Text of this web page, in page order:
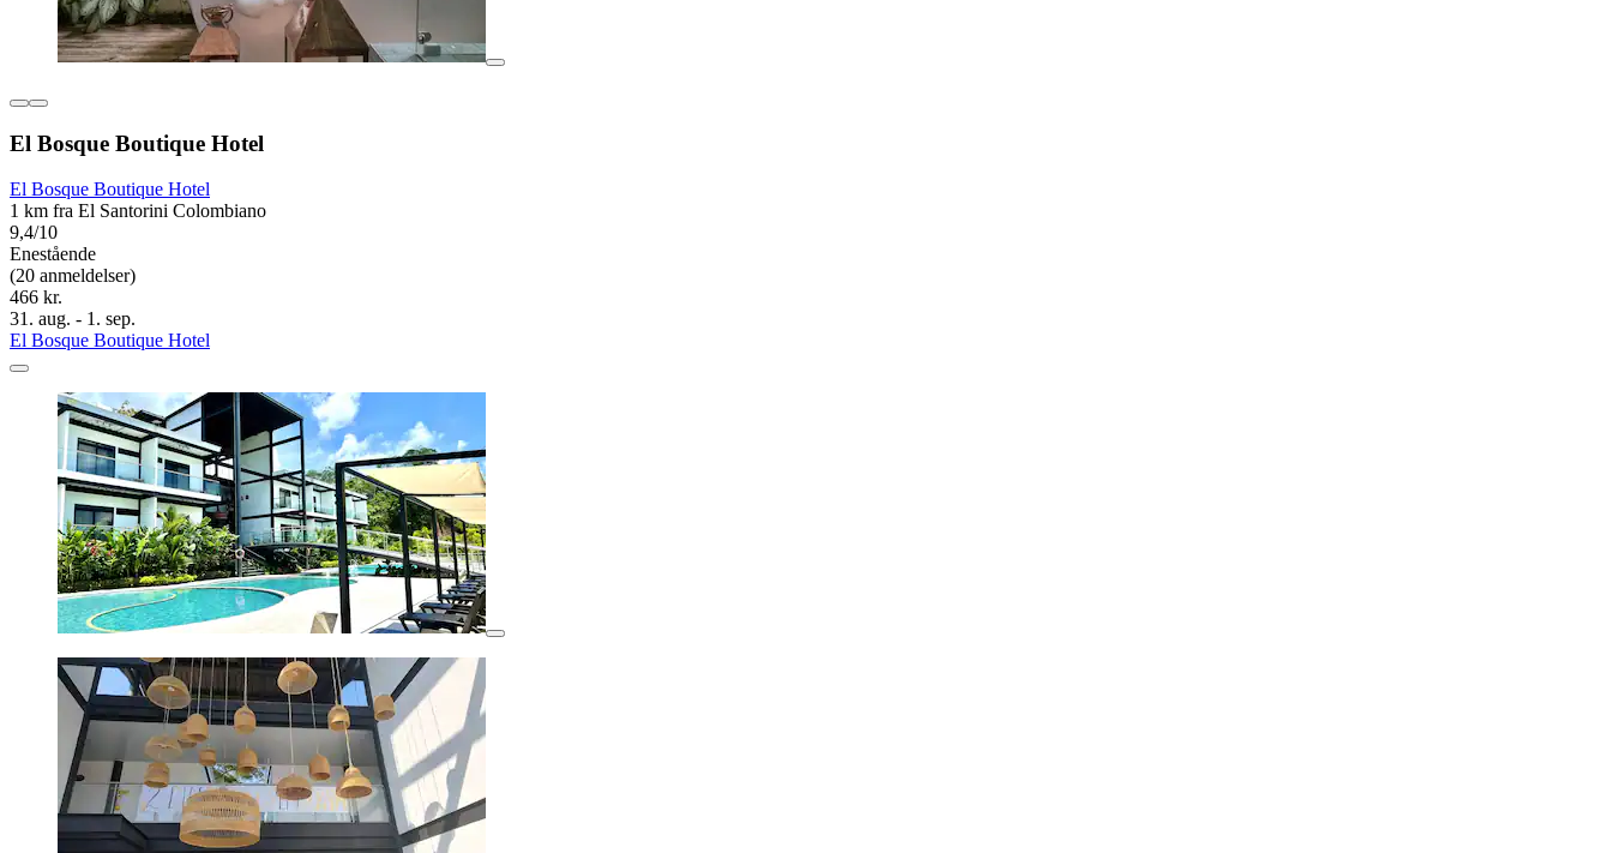
El Bosque Boutique Hotel
El Bosque Boutique Hotel
1 km fra El Santorini Colombiano
9,4/10
Enestående
(20 anmeldelser)
466 kr.
31. aug. - 1. sep.
El Bosque Boutique Hotel